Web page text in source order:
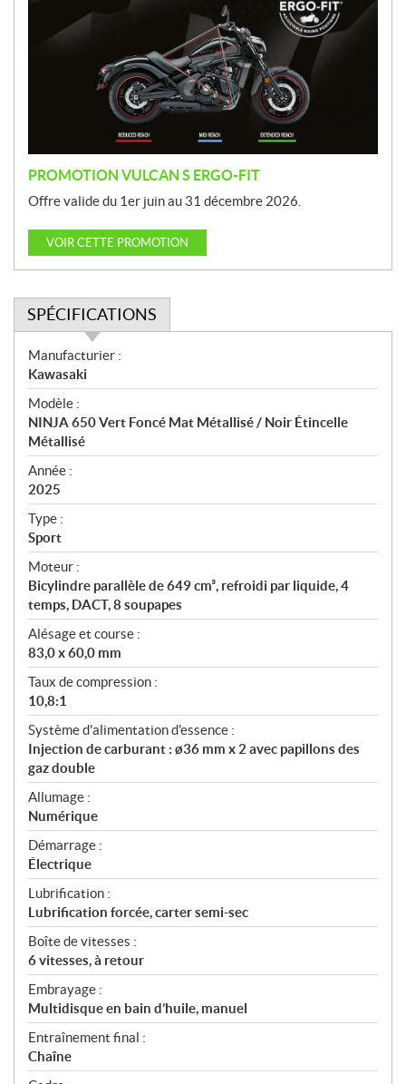
PROMOTION VULCAN S ERGO-FIT
Offre valide du 1er juin au 31 décembre 2026.
VOIR CETTE PROMOTION
SPÉCIFICATIONS
S
p
é
c
i
f
i
c
a
t
i
o
n
s
Manufacturier :
Kawasaki
Modèle :
NINJA 650 Vert Foncé Mat Métallisé / Noir Étincelle
Métallisé
Année :
2025
Type :
Sport
Moteur :
Bicylindre parallèle de 649 cm³, refroidi par liquide, 4
temps, DACT, 8 soupapes
Alésage et course :
83,0 x 60,0 mm
Taux de compression :
10,8:1
Système d'alimentation d'essence :
Injection de carburant : ø36 mm x 2 avec papillons des
gaz double
Allumage :
Numérique
Démarrage :
Électrique
Lubrification :
Lubrification forcée, carter semi-sec
Boîte de vitesses :
6 vitesses, à retour
Embrayage :
Multidisque en bain d’huile, manuel
Entraînement final :
Chaîne